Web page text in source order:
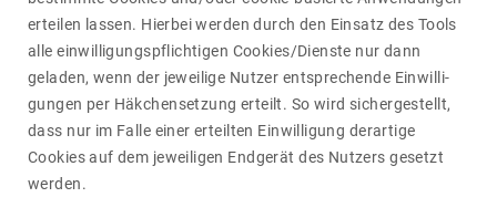
erteilen lassen. Hierbei werden durch den Einsatz des Tools
alle einwil­li­gungs­pflich­tigen Cookies/​Dienste nur dann
geladen, wenn der jewei­lige Nutzer entspre­chende Einwil­li­
gungen per Häkchen­set­zung erteilt. So wird sicher­ge­stellt,
dass nur im Falle einer erteilten Einwil­li­gung derar­tige
Cookies auf dem jewei­ligen Endgerät des Nutzers gesetzt
werden.